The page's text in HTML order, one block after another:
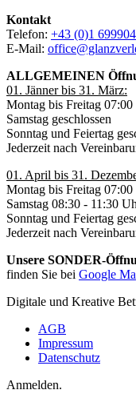
Kontakt
Telefon: +43 (0)1
E-Mail:
ALLGEMEINEN
01. Jänner bis 31. März:
Montag bis Freitag
Samstag geschlossen
Sonntag und Feiertag
Jederzeit nach
01. April bis 31.
Montag bis Freitag
Samstag 08:30 - 11:30
Sonntag und Feiertag
Jederzeit nach
Unsere SONDER-
finden Sie bei Google
Digitale und Kreative
AGB
Impressum
Datenschutz
Anmelden.